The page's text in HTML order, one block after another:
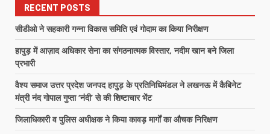
RECENT POSTS
सीडीओ ने सहकारी गन्ना विकास समिति एवं गोदाम का किया निरीक्षण
हापुड़ में आज़ाद अधिकार सेना का संगठनात्मक विस्तार, नदीम खान बने जिला
प्रभारी
वैश्य समाज उत्तर प्रदेश जनपद हापुड़ के प्रतिनिधिमंडल ने लखनऊ में कैबिनेट
मंत्री नंद गोपाल गुप्ता ‘नंदी’ से की शिष्टाचार भेंट
जिलाधिकारी व पुलिस अधीक्षक ने किया कावड़ मार्गों का औचक निरिक्षण